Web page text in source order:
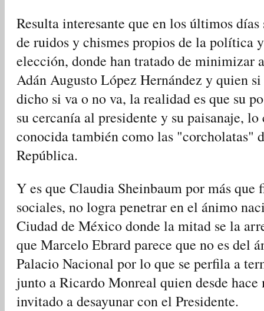
Resulta interesante que en los últimos días
de ruidos y chismes propios de la política
elección, donde han tratado de minimizar
Adán Augusto López Hernández y quien
dicho si va o no va, la realidad es que su
su cercanía al presidente y su paisanaje,
conocida también como las "corcholatas"
República.
Y es que Claudia Sheinbaum por más que
sociales, no logra penetrar en el ánimo
Ciudad de México donde la mitad se la
que Marcelo Ebrard parece que no es del
Palacio Nacional por lo que se perfila a
junto a Ricardo Monreal quien desde
invitado a desayunar con el Presidente.